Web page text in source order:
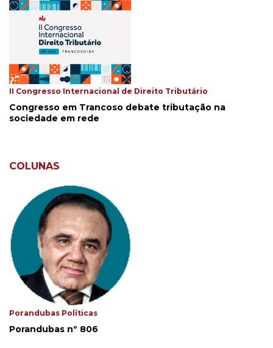
II Congresso Internacional de Direito Tributário
Congresso em Trancoso debate tributação na
sociedade em rede
COLUNAS
Porandubas Políticas
Porandubas nº 806